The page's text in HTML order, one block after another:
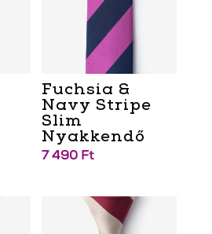
Fuchsia &
Navy Stripe
Slim
Nyakkendő
7 490 Ft